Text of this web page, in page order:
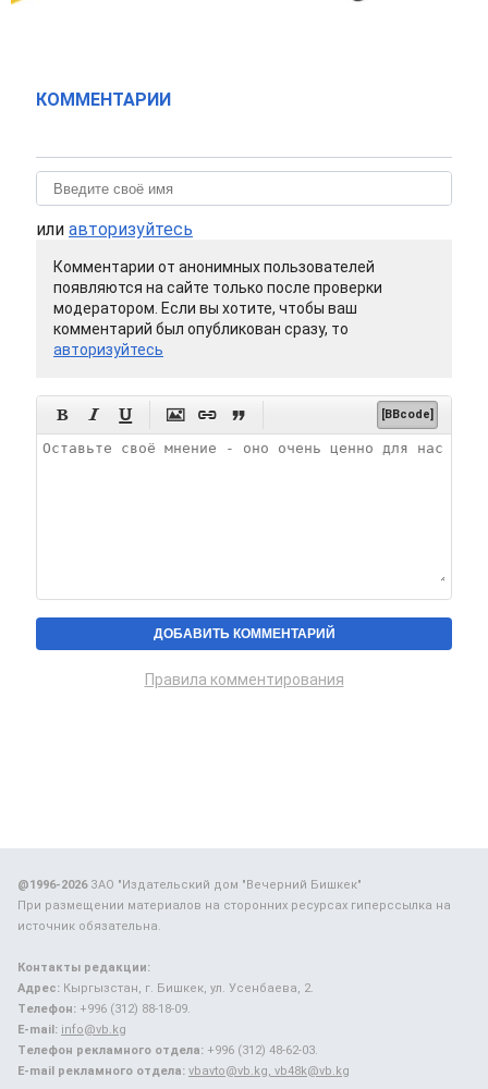
КОММЕНТАРИИ
или авторизуйтесь
Комментарии от анонимных пользователей
появляются на сайте только после проверки
модератором. Если вы хотите, чтобы ваш
комментарий был опубликован сразу, то
авторизуйтесь
      [BBcode]
Правила комментирования
@1996-2026ЗАО "Издательский дом "Вечерний Бишкек"
При размещении материалов на сторонних ресурсах гиперссылка на
источник обязательна.
Контакты редакции:
Адрес: Кыргызстан, г. Бишкек, ул. Усенбаева, 2.
Телефон: +996 (312) 88-18-09.
E-mail: info@vb.kg
Телефон рекламного отдела: +996 (312) 48-62-03.
E-mail рекламного отдела: vbavto@vb.kg, vb48k@vb.kg